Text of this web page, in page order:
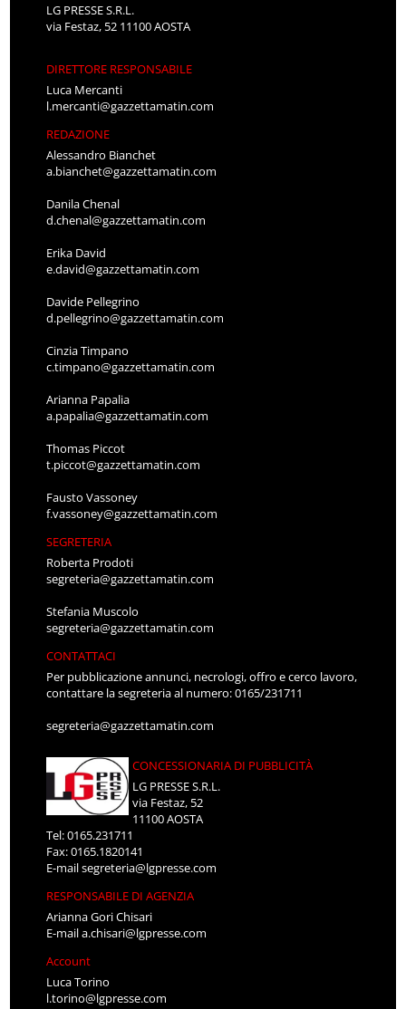
LG PRESSE S.R.L.
via Festaz, 52 11100 AOSTA
DIRETTORE RESPONSABILE
Luca Mercanti
l.mercanti@gazzettamatin.com
REDAZIONE
Alessandro Bianchet
a.bianchet@gazzettamatin.com
Danila Chenal
d.chenal@gazzettamatin.com
Erika David
e.david@gazzettamatin.com
Davide Pellegrino
d.pellegrino@gazzettamatin.com
Cinzia Timpano
c.timpano@gazzettamatin.com
Arianna Papalia
a.papalia@gazzettamatin.com
Thomas Piccot
t.piccot@gazzettamatin.com
Fausto Vassoney
f.vassoney@gazzettamatin.com
SEGRETERIA
Roberta Prodoti
segreteria@gazzettamatin.com
Stefania Muscolo
segreteria@gazzettamatin.com
CONTATTACI
Per pubblicazione annunci, necrologi, offro e cerco lavoro,
contattare la segreteria al numero: 0165/231711
segreteria@gazzettamatin.com
CONCESSIONARIA DI PUBBLICITÀ
LG PRESSE S.R.L.
via Festaz, 52
11100 AOSTA
Tel: 0165.231711
Fax: 0165.1820141
E-mailsegreteria@lgpresse.com
RESPONSABILE DI AGENZIA
Arianna Gori Chisari
E-maila.chisari@lgpresse.com
Account
Luca Torino
l.torino@lgpresse.com